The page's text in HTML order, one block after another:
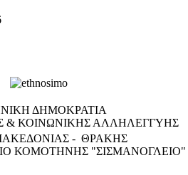
ΔΗΜΟΚΡΑΤΙΑ
& ΚΟΙΝΩΝΙΚΗΣ ΑΛΛΗΛΕΓΓΥΗΣ
- ΘΡΑΚΗΣ
ΚΟΜΟΤΗΝΗΣ "ΣΙΣΜΑΝΟΓΛΕΙΟ"